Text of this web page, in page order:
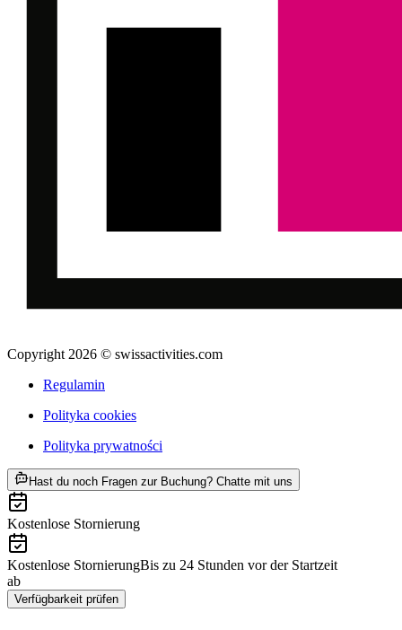
Copyright 2026 © swissactivities.com
Regulamin
Polityka cookies
Polityka prywatności
Hast du noch Fragen zur Buchung? Chatte mit uns
Kostenlose Stornierung
Kostenlose StornierungBis zu 24 Stunden vor der Startzeit
ab
Verfügbarkeit prüfen